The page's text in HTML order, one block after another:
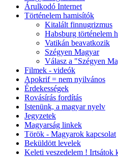
Árulkodó Internet
Történelem hamisítók
Kitalált finnugrizmus
Habsburg történelem
Vatikán beavatkozik
Szégyen Magyar
Válasz a "Szégyen
Filmek - videók
Apokrif = nem nyilvános
Érdekességek
Rovásírás fordítás
Istenünk, a magyar nyelv
Jegyzetek
Magyarság linkek
Török - Magyarok kapcsolat
Beküldött levelek
Keleti veszedelem ! Irtsátok